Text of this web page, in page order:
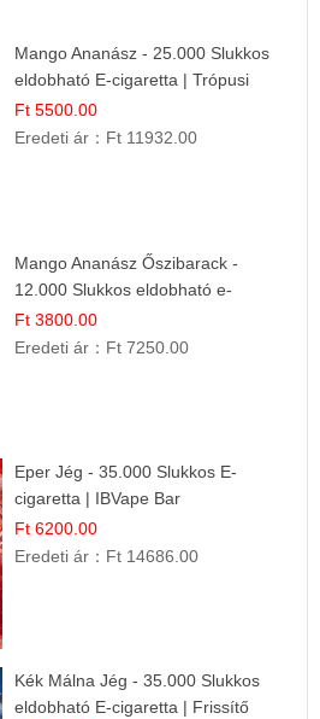
Mango Ananász - 25.000 Slukkos
eldobható E-cigaretta | Trópusi
Ízélmény
Ft 5500.00
Eredeti ár： Ft 11932.00
Mango Ananász Őszibarack -
12.000 Slukkos eldobható e-
Cigaretta
Ft 3800.00
Eredeti ár： Ft 7250.00
Eper Jég - 35.000 Slukkos E-
cigaretta | IBVape Bar
Ft 6200.00
Eredeti ár： Ft 14686.00
Kék Málna Jég - 35.000 Slukkos
eldobható E-cigaretta | Frissítő